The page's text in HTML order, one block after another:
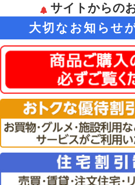
サイトからの
大切なお知らせ